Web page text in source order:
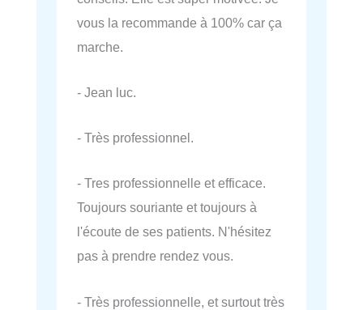
vous la recommande à 100% car ça
marche.
- Jean luc.
- Très professionnel.
- Tres professionnelle et efficace.
Toujours souriante et toujours à
l'écoute de ses patients. N'hésitez
pas à prendre rendez vous.
- Très professionnelle, et surtout très